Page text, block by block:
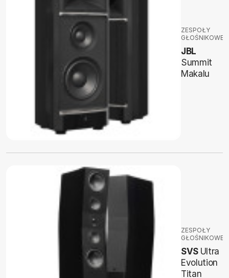
ZESPOŁY
GŁOŚNIKOWE
JBL
Summit
Makalu
ZESPOŁY
GŁOŚNIKOWE
SVS Ultra
Evolution
Titan